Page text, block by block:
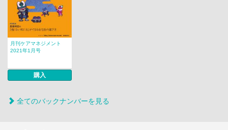
月刊ケアマネジメント
2021年1月号
購入
全てのバックナンバーを見る